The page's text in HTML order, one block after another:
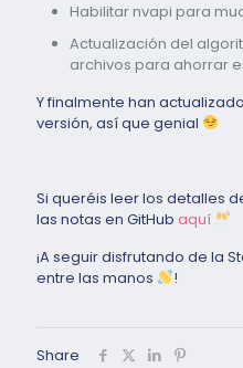
Habilitar nvapi para
Actualización del
archivos para ahorrar
Y finalmente han
versión, así que genial
Si queréis leer los detalles
las notas en GitHub aquí
¡A seguir disfrutando de la
entre las manos
!
Share